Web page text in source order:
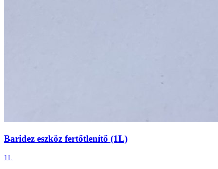
Baridez eszköz fertőtlenítő (1L)
1L